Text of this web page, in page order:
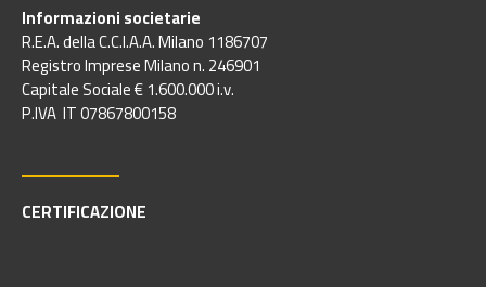
Informazioni societarie
R.E.A. della C.C.I.A.A. Milano 1186707
Registro Imprese Milano n. 246901
Capitale Sociale € 1.600.000 i.v.
P.IVA IT 07867800158
CERTIFICAZIONE